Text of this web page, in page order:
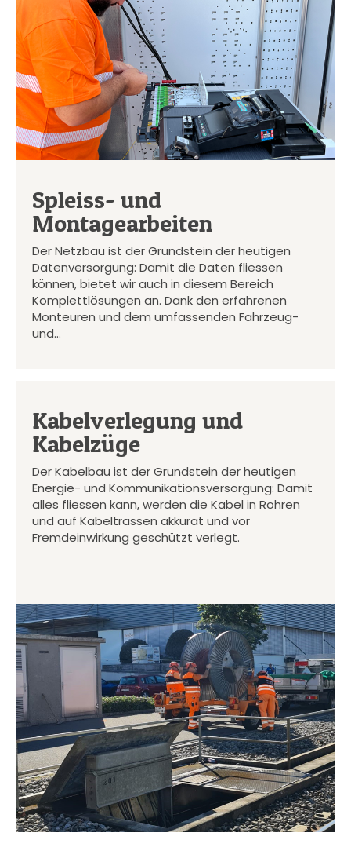
Spleiss- und
Montagearbeiten
Der Netzbau ist der Grundstein der heutigen
Datenversorgung: Damit die Daten fliessen
können, bietet wir auch in diesem Bereich
Komplettlösungen an. Dank den erfahrenen
Monteuren und dem umfassenden Fahrzeug-
und…
Kabelverlegung und
Kabelzüge
Der Kabelbau ist der Grundstein der heutigen
Energie- und Kommunikationsversorgung: Damit
alles fliessen kann, werden die Kabel in Rohren
und auf Kabeltrassen akkurat und vor
Fremdeinwirkung geschützt verlegt.